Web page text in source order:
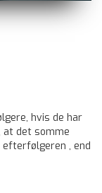
hvis de har
det somme
, end